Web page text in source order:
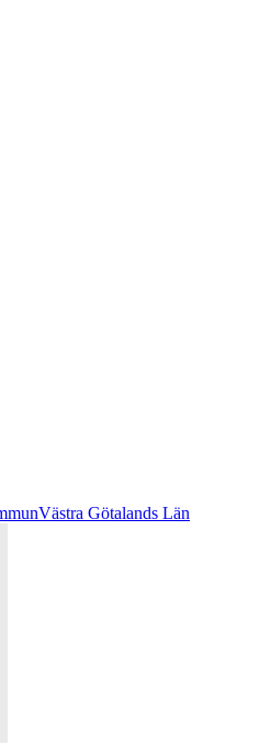
Västra Götalands Län